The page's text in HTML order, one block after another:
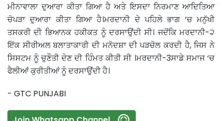
ਮੀਨਾਵਾਲਾ ਦੁਆਰਾ ਕੀਤਾ ਗਿਆ ਹੈ ਅਤੇ ਇਸਦਾ ਨਿਰਮਾਣ ਆਦਿਤਿਆ
ਚੋਪੜਾ ਦੁਆਰਾ ਕੀਤਾ ਗਿਆ ਹੈ।ਮਰਦਾਨੀ ਦੇ ਪਹਿਲੇ ਭਾਗ ‘ਚ ਮਨੁੱਖੀ
ਤਸਕਰੀ ਦੀ ਭਿਆਨਕ ਹਕੀਕਤ ਨੂੰ ਦਰਸਾਉਂਦੀ ਸੀ। ਜਦੋਂਕਿ ਮਰਦਾਨੀ-੨
ਇੱਕ ਸੀਰੀਅਲ ਬਲਾਤਾਕਾਰੀ ਦੀ ਮਨੋਦਸ਼ਾ ਦੀ ਪੜਚੋਲ ਕਰਦੀ ਹੈ, ਜਿਸ ਨੇ
ਸਿਸਟਮ ਨੂੰ ਚੁਣੌਤੀ ਦੇਣ ਦੀ ਹਿੰਮਤ ਕੀਤੀ ਸੀ ।ਮਰਦਾਨੀ-3ਸਾਡੇ ਸਮਾਜ ‘ਚ
ਫੈਲੀਆਂ ਕੁਰੀਤੀਆਂ ਨੂੰ ਦਰਸਾਉਂਦੀ ਹੈ।
- GTC PUNJABI